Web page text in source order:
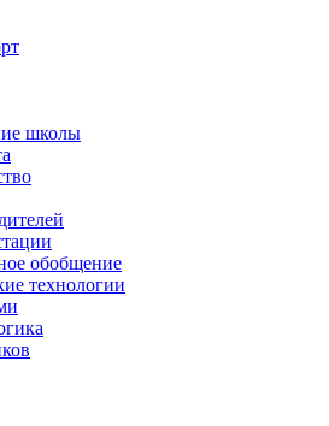
школы
обобщение
технологии